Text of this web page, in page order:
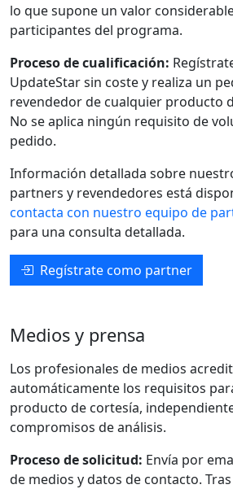
lo que supone un valor
participantes del programa.
Proceso de cualificación:
UpdateStar sin coste y realiza un
revendedor de cualquier producto
No se aplica ningún requisito de
pedido.
Información detallada sobre
partners y revendedores está
contacta con nuestro equipo de
para una consulta detallada.
Regístrate como partner
Medios y prensa
Los profesionales de medios
automáticamente los requisitos
producto de cortesía,
compromisos de análisis.
Proceso de solicitud: Envía por
de medios y datos de contacto.